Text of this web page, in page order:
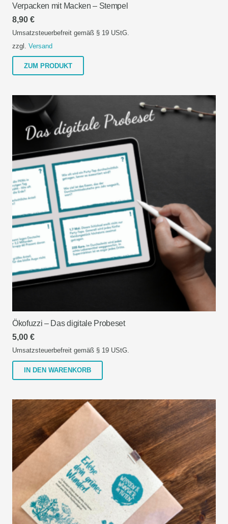
Verpacken mit Macken – Stempel
8,90 €
Umsatzsteuerbefreit gemäß § 19 UStG.
zzgl. Versand
ZUM PRODUKT
Produkt
Varianten
auf.
Die
Optionen
können
Produktseite
werden
Ökofuzzi – Das digitale Probeset
5,00 €
Umsatzsteuerbefreit gemäß § 19 UStG.
IN DEN WARENKORB